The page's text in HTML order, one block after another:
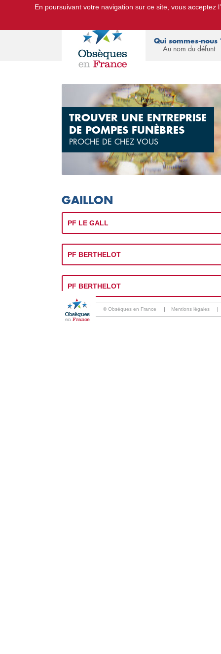
Le Portail d'Informations Obsèques :devis
Qui sommes-nous
Au nom du défunt
TROUVER UNE ENTREPRISE
DE POMPES FUNÈBRES
PROCHE DE CHEZ VOUS
GAILLON
PF LE GALL
PF BERTHELOT
PF BERTHELOT
© Obsèques en France | Mentions légales |
En poursuivant votre navigation sur ce site, vous